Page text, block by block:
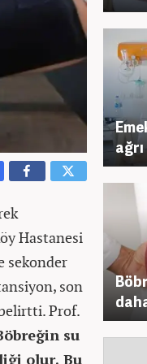
Hastanesi
sekonder
son
Prof.
su
olur. Bu